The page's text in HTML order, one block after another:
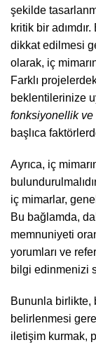
şekilde
kritik bir
dikkat edilmesi
olarak, iç
Farklı
beklentilerinize
fonksiyonellik ve
başlıca
Ayrıca, iç
iç mimarlar,
Bu bağlamda,
memnuniyeti
yorumları ve
bilgi edinmenizi
Bununla birlikte,
belirlenmesi
iletişim kurmak,